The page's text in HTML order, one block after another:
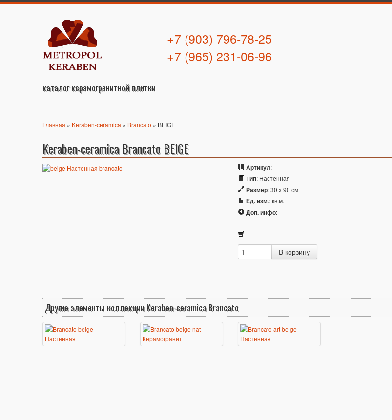
каталог керамогранитной плитки
+7 (903) 796-78-25
+7 (965) 231-06-96
Главная » Keraben-ceramica » Brancato » BEIGE
Keraben-ceramica Brancato BEIGE
Артикул:
Тип: Настенная
Размер: 30 x 90 см
Ед. изм.: кв.м.
Доп. инфо:
Другие элементы коллекции Keraben-ceramica Brancato